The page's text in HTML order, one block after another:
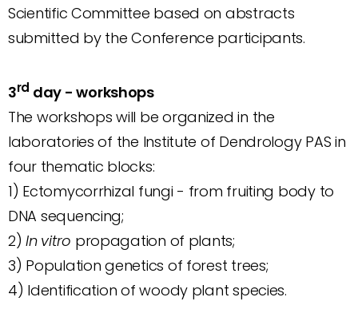
Scientific Committee based on abstracts
submitted by the Conference participants.
3rd day - workshops
The workshops will be organized in the
laboratories of the Institute of Dendrology PAS in
four thematic blocks:
1) Ectomycorrhizal fungi - from fruiting body to
DNA sequencing;
2)In vitro propagation of plants;
3) Population genetics of forest trees;
4) Identification of woody plant species.